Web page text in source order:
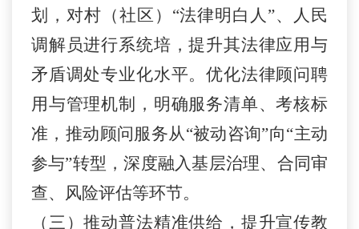
划，对村（社区） “法律明白人 ”、人民
调解员进行系统培 ，提升其法律应用与
矛盾调处专业化水平。优化法律顾问聘
用与管理机制，明确服务清单、考核标
准，推动顾问服务从 “被动咨询”向“主动
参与”转型，深度融入基层治理、合同审
查、风险评估等环节。
（三）推动普法精准供给，提升宣传教